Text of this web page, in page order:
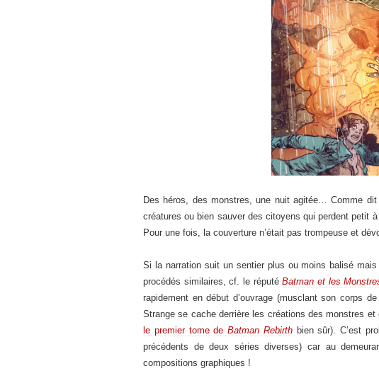
Des héros, des monstres, une nuit agitée… Comme
créatures ou bien sauver des citoyens qui perdent petit
Pour une fois, la couverture n’était pas trompeuse et
Si la narration suit un sentier plus ou moins balisé
procédés similaires, cf. le réputéBatman et les
rapidement en début d’ouvrage (musclant son corps
Strange se cache derrière les créations des monstres
le premier tome de Batman Rebirthbien sûr). C’est
précédents de deux séries diverses) car au
compositions graphiques !